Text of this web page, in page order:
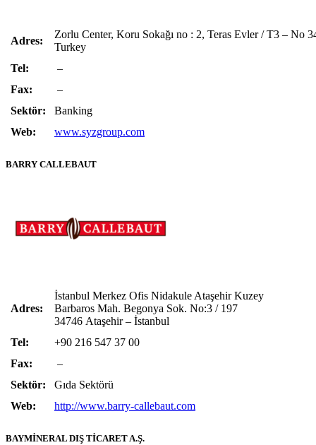
Adres:
Zorlu Center, Koru Sokağı no : 2, Teras Evler / T3 – No
Turkey
Tel:
–
Fax:
–
Sektör:
Banking
Web:
www.syzgroup.com
BARRY CALLEBAUT
Adres:
İstanbul Merkez Ofis Nidakule Ataşehir Kuzey
Barbaros Mah. Begonya Sok. No:3 / 197
34746 Ataşehir – İstanbul
Tel:
+90 216 547 37 00
Fax:
–
Sektör:
Gıda Sektörü
Web:
http://www.barry-callebaut.com
BAYMİNERAL DIŞ TİCARET A.Ş.